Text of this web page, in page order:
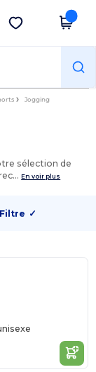
Obtenir l'appli
Jogging
sélection de
En voir plus
Filtre ✓